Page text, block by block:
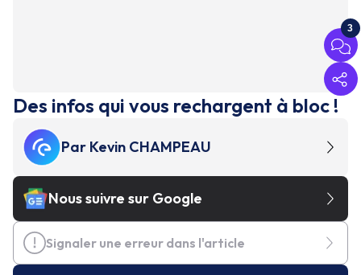
3
Des infos qui vous rechargent à bloc !
Par Kevin CHAMPEAU
Nous suivre sur Google
Signaler une erreur dans l'article